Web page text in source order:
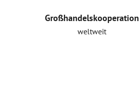
Großhandelskooperation
weltweit